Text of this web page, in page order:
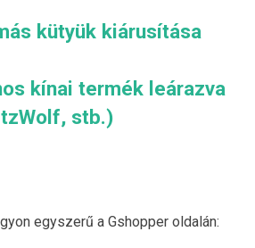
kütyük kiárusítása
kínai termék leárazva
stb.)
egyszerű a Gshopper oldalán: